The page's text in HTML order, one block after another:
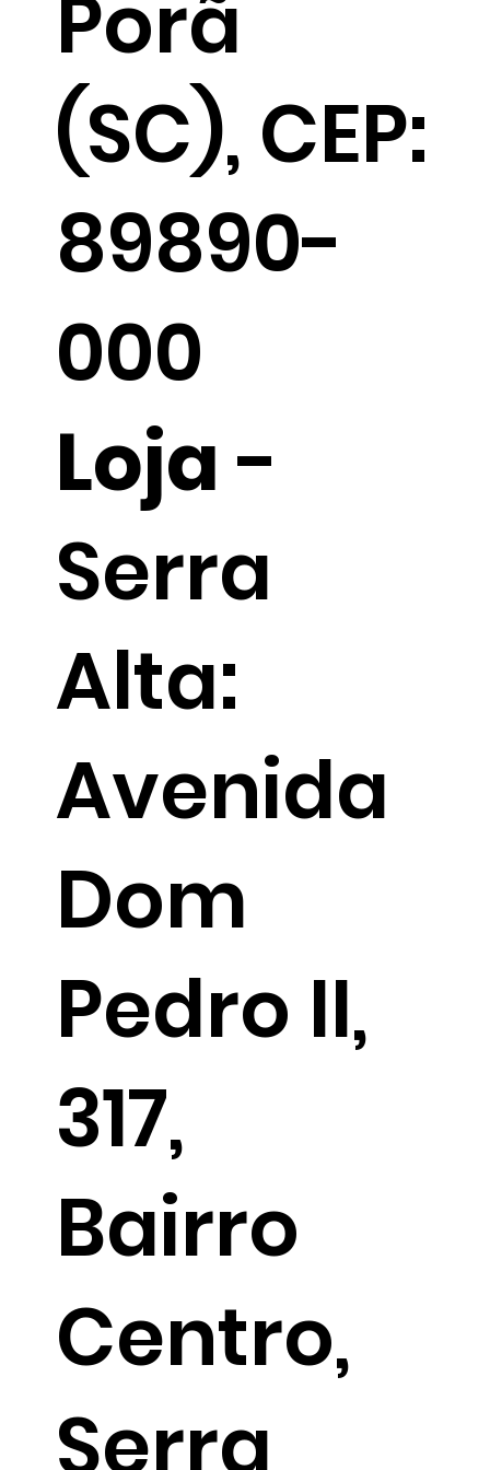
Porã
(SC), CEP:
89890-
000
Loja-
Serra
Alta:
Avenida
Dom
Pedro II,
317,
Bairro
Centro,
Serra